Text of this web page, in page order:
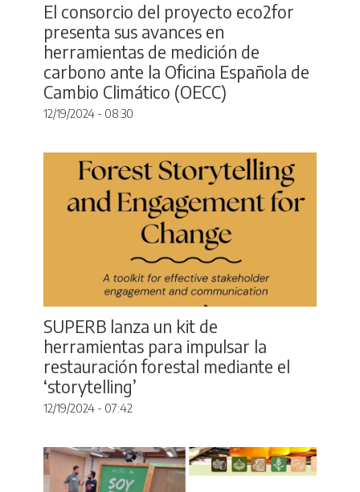
El consorcio del proyecto eco2for
presenta sus avances en
herramientas de medición de
carbono ante la Oficina Española de
Cambio Climático (OECC)
12/19/2024 - 08:30
SUPERB lanza un kit de
herramientas para impulsar la
restauración forestal mediante el
‘storytelling’
12/19/2024 - 07:42